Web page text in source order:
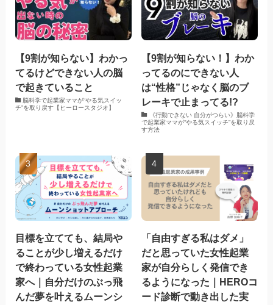
【9割が知らない】わかっ
てるけどできない人の脳
で起きていること
脳科学で起業家ママが“やる気スイッ
チ”を取り戻す【ヒーロースタジオ】
【9割が知らない！】わか
ってるのにできない人
は“性格”じゃなく脳のブ
レーキで止まってる!?
《行動できない 自分がつらい》脳科学
で起業家ママが“やる気スイッチ”を取り戻
す方法
目標を立てても、結局や
ることが少し増えるだけ
で終わっている女性起業
家へ｜自分だけのぶっ飛
んだ夢を叶えるムーンシ
「自由すぎる私はダメ」
だと思っていた女性起業
家が自分らしく発信でき
るようになった｜HEROコ
ード診断で動き出した実